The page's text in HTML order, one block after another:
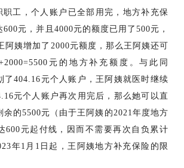
职工，个人账户已全部用完，地方补充保
600元，并且4000元的额度已用了500元，
阿姨增加了2000元额度，那么王阿姨还可
元的地方补充额度。与此同
了404.16元个人账户，王阿姨就医时继续
元个人账户再次用完后，那么她可以直
余的5500元（由于王阿姨的2021年度地方
600元起付线，因而不需要再次自负累计
年1月1日起，王阿姨地方补充保险的限